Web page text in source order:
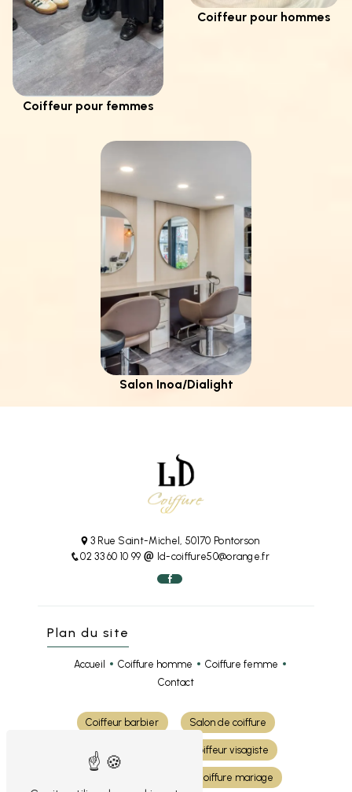
Coiffeur pour femmes
Coiffeur pour hommes
Salon Inoa/Dialight
3 Rue Saint-Michel, 50170 Pontorson
02 33 60 10 99
ld-coiffure50@orange.fr
Plan du site
Accueil Coiffure homme
Coiffure femme
Contact
Coiffeur barbier Salon de coiffure
Coiffure cheveux Coiffeur visagiste
Coiffure mariage